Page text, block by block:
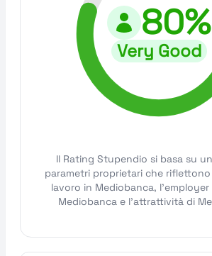
80%
Very Good
Il Rating Stupendio si basa su
parametri proprietari che
lavoro in Mediobanca,
Mediobanca e l'attrattività di